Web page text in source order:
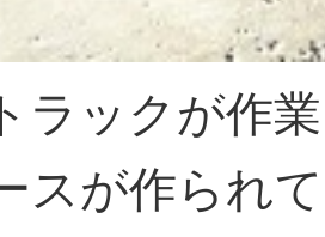
ラックが作
スが作られ